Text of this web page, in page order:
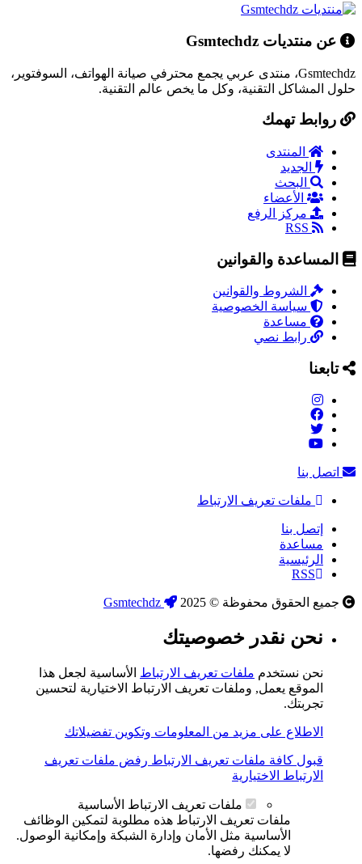
عن منتديات Gsmtechdz
Gsmtechdz، منتدى عربي يجمع محترفي صيانة الهواتف، السوفتوير،
حلول المشاكل التقنية، وكل ما يخص عالم التقنية.
روابط تهمك
المنتدى
الجديد
البحث
الأعضاء
مركز الرفع
المساعدة والقوانين
الشروط والقوانين
سياسة الخصوصية
مساعدة
رابط نصي
تابعنا
اتصل بنا
ملفات تعريف الارتباط
إتصل بنا
مساعدة
الرئيسية
RSS
جميع الحقوق محفوظة © 2025
نحن نقدر خصوصيتك
نحن نستخدم ملفات تعريف الارتباط الأساسية لجعل هذا
الموقع يعمل, وملفات تعريف الارتباط الاختيارية لتحسين
تجربتك.
الاطلاع على مزيد من المعلومات وتكوين تفضيلاتك
قبول كافة ملفات تعريف الارتباط رفض ملفات تعريف
الارتباط الاختيارية
ملفات تعريف الارتباط الأساسية
ملفات تعريف الارتباط هذه مطلوبة لتمكين الوظائف
الأساسية مثل الأمان وإدارة الشبكة وإمكانية الوصول.
لا يمكنك رفضها.